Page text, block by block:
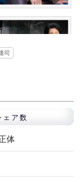
司
ェア数
体